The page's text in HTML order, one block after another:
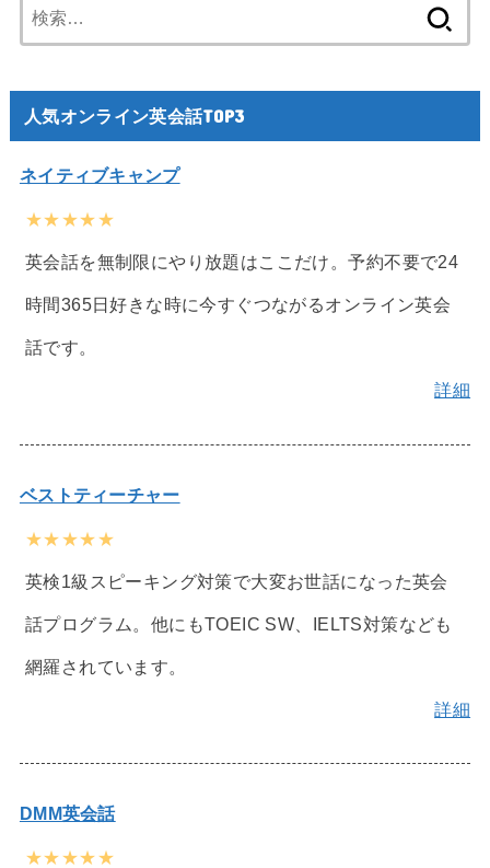
索:
人気オンライン英会話TOP3
ネイティブキャンプ
★★★★★
英会話を無制限にやり放題はここだけ。予約不要で24
時間365日好きな時に今すぐつながるオンライン英会
話です。
詳細
ベストティーチャー
★★★★★
英検1級スピーキング対策で大変お世話になった英会
話プログラム。他にもTOEIC SW、IELTS対策なども
網羅されています。
詳細
DMM英会話
★★★★★